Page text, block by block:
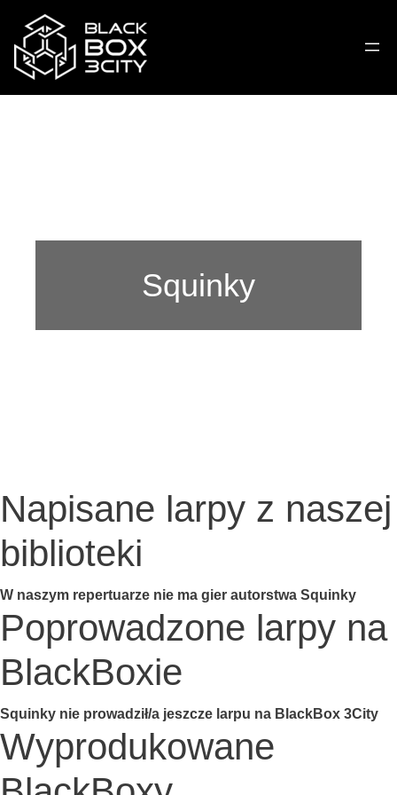
Squinky
Napisane larpy z naszej
biblioteki
W naszym reper­tu­arze nie ma gier autor­stwa Squinky
Poprowadzone larpy na
BlackBoxie
Squ­in­ky nie prowadził/a jesz­cze lar­pu na Black­Box 3City
Wyprodukowane